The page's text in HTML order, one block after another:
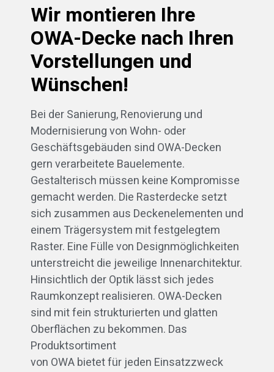
Wir montieren Ihre
OWA-Decke nach Ihren
Vorstellungen und
Wünschen!
Bei der Sanierung, Renovierung und
Modernisierung von Wohn- oder
Geschäftsgebäuden sind OWA-Decken
gern verarbeitete Bauelemente.
Gestalterisch müssen keine Kompromisse
gemacht werden. Die Rasterdecke setzt
sich zusammen aus Deckenelementen und
einem Trägersystem mit festgelegtem
Raster. Eine Fülle von Designmöglichkeiten
unterstreicht die jeweilige Innenarchitektur.
Hinsichtlich der Optik lässt sich jedes
Raumkonzept realisieren. OWA-Decken
sind mit fein strukturierten und glatten
Oberflächen zu bekommen. Das
Produktsortiment
von OWA bietet für jeden Einsatzzweck